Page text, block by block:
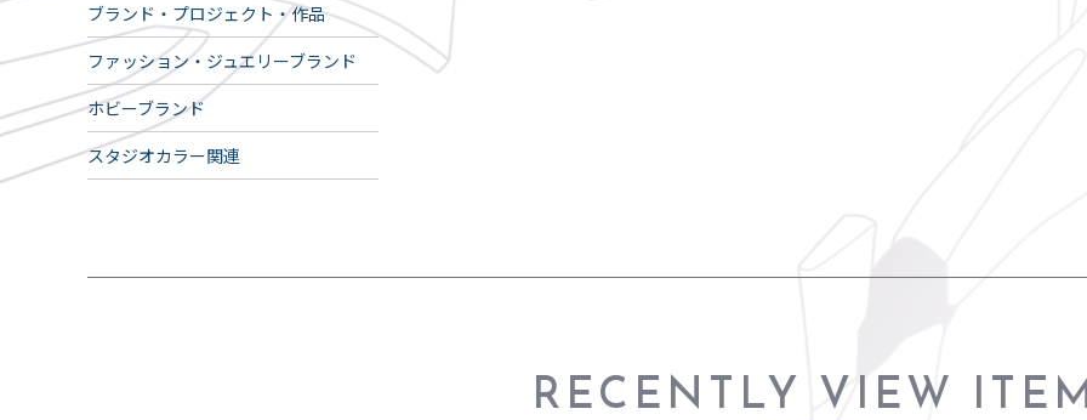
ブランド・プロジェクト・作品
ファッション・ジュエリーブランド
ホビーブランド
スタジオカラー関連
RECENTLY VIEW